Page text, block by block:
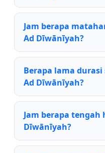
Jam berapa
Ad Dīwānīyah?
Berapa lama
Ad Dīwānīyah?
Jam berapa
Dīwānīyah?